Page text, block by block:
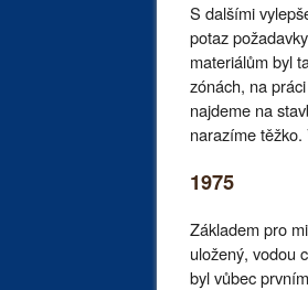
S dalšími
potaz
materiálům byl
zónách, na
najdeme na
narazíme
1975
Základem pro
uložený, vodou
byl vůbec